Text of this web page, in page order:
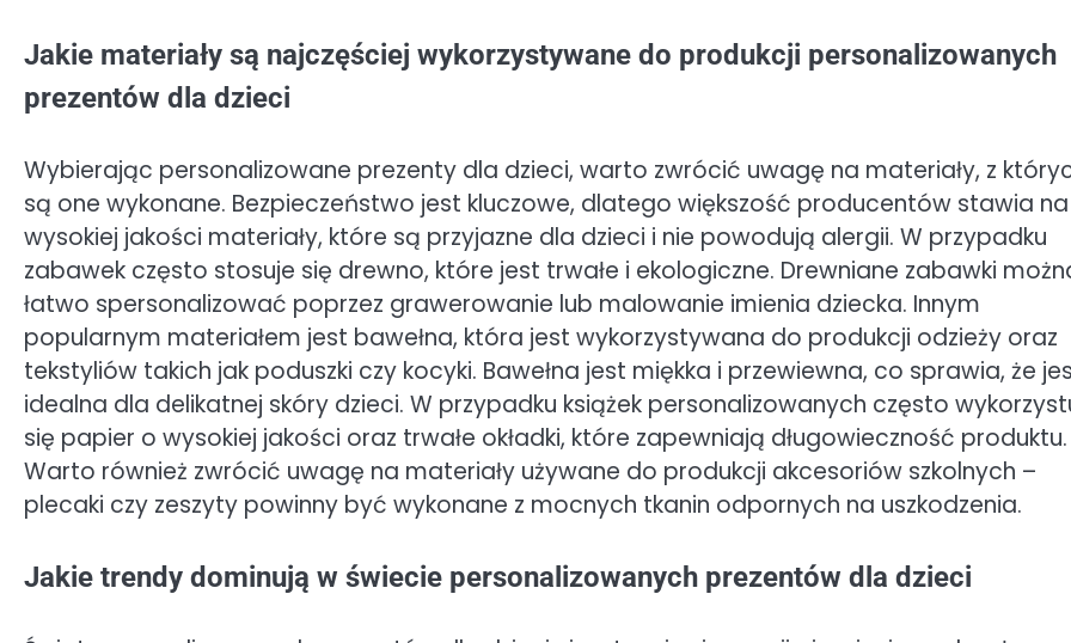
Jakie materiały są najczęściej wykorzystywane do produkcji personalizowanych
prezentów dla dzieci
Wybierając personalizowane prezenty dla dzieci, warto zwrócić uwagę na materiały, z
są one wykonane. Bezpieczeństwo jest kluczowe, dlatego większość producentów stawia na
wysokiej jakości materiały, które są przyjazne dla dzieci i nie powodują alergii. W przypadku
zabawek często stosuje się drewno, które jest trwałe i ekologiczne. Drewniane zabawki
łatwo spersonalizować poprzez grawerowanie lub malowanie imienia dziecka. Innym
popularnym materiałem jest bawełna, która jest wykorzystywana do produkcji odzieży oraz
tekstyliów takich jak poduszki czy kocyki. Bawełna jest miękka i przewiewna, co sprawia, że
idealna dla delikatnej skóry dzieci. W przypadku książek personalizowanych często
się papier o wysokiej jakości oraz trwałe okładki, które zapewniają długowieczność produktu.
Warto również zwrócić uwagę na materiały używane do produkcji akcesoriów szkolnych –
plecaki czy zeszyty powinny być wykonane z mocnych tkanin odpornych na uszkodzenia.
Jakie trendy dominują w świecie personalizowanych prezentów dla dzieci